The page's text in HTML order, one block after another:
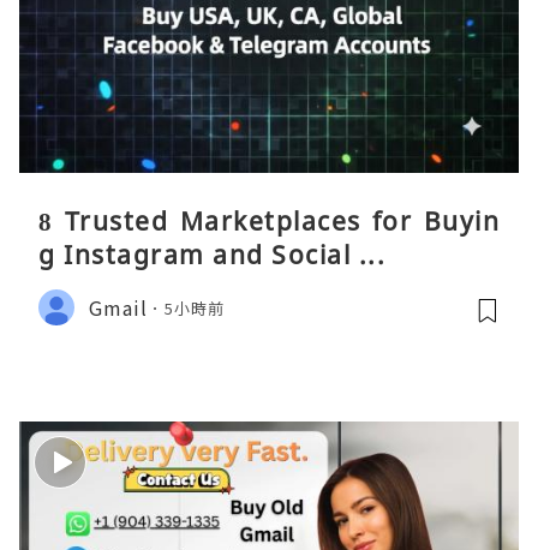
8 Trusted Marketplaces for Buyin
g Instagram and Social ...
Gmail 5小時前